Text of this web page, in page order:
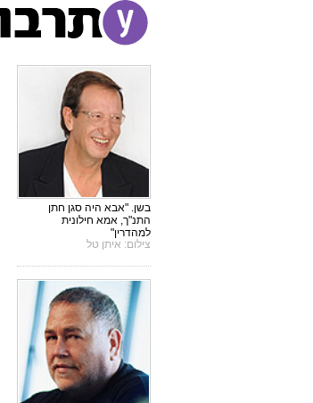
בשן. "אבא היה סגן חתן
התנ"ך, אמא חילונית
למהדרין"
צילום: איתן טל